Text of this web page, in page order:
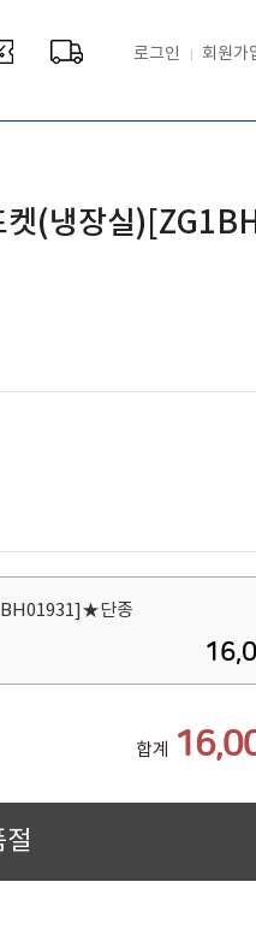
로그인 회원가
켓(냉장실
단종
합계
절